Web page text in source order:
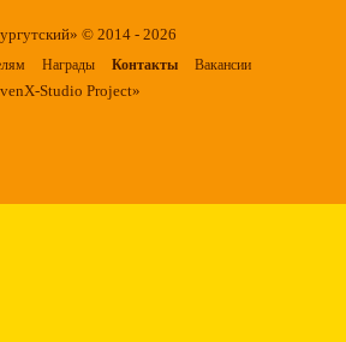
Награды Контакты Вакансии
© 2014 - 2026
Studio Project»